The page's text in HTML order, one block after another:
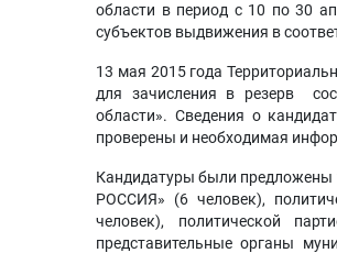
области в период с 10 по 30
субъектов выдвижения в
13 мая 2015 года
для зачисления в резерв
области». Сведения о
проверены и необходимая
Кандидатуры были предложены
РОССИЯ» (6 человек),
человек), политической
представительные органы